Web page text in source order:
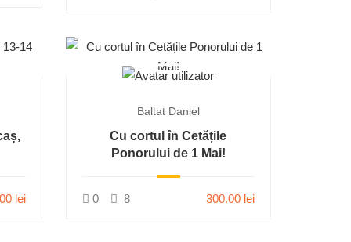
lei
Baltat Daniel
Cu cortul în Cetățile
Ponorului de 1 Mai!
0 8 300.00 lei